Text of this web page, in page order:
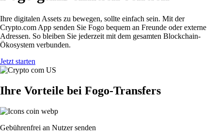
Ihre digitalen Assets zu bewegen, sollte einfach sein. Mit der
Crypto.com App senden Sie Fogo bequem an Freunde oder externe
Adressen. So bleiben Sie jederzeit mit dem gesamten Blockchain-
Ökosystem verbunden.
Jetzt starten
Ihre Vorteile bei Fogo-Transfers
Gebührenfrei an Nutzer senden